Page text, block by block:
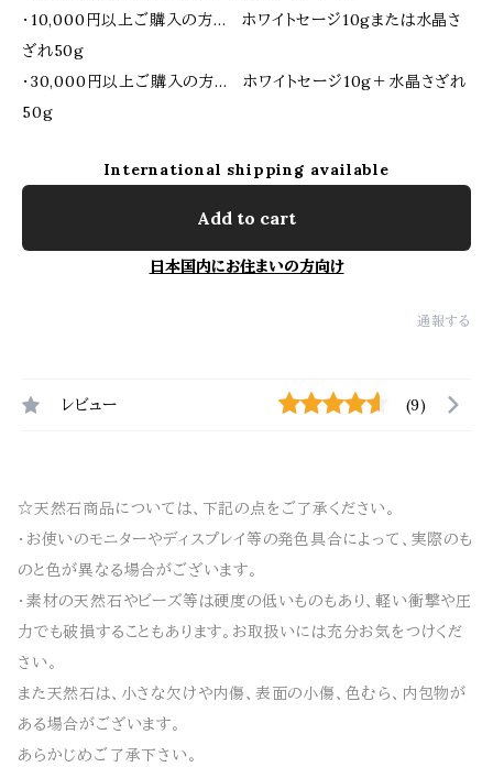
・10,000円以上ご購入の方... ホワイトセージ10gまたは水晶さ
ざれ50g
・30,000円以上ご購入の方... ホワイトセージ10g＋水晶さざれ
50g
International shipping available
Add to cart
日本国内にお住まいの方向け
通報する
レビュー (9)
☆天然石商品については、下記の点をご了承ください。
・お使いのモニターやディスプレイ等の発色具合によって、実際のも
のと色が異なる場合がございます。
・素材の天然石やビーズ等は硬度の低いものもあり、軽い衝撃や圧
力でも破損することもあります。お取扱いには充分お気をつけくだ
さい。
また天然石は、小さな欠けや内傷、表面の小傷、色むら、内包物が
ある場合がございます。
あらかじめご了承下さい。